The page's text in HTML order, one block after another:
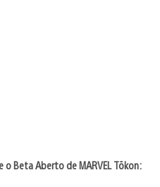
Beta Aberto de MARVEL Tōkon: